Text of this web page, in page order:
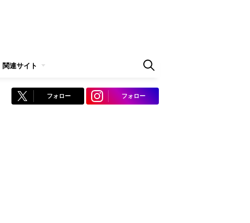
関連サイト
フォロー フォロー